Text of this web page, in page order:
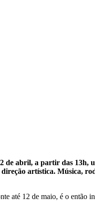
abril, a partir das 13h,
artística. Música,
até 12 de maio, é o